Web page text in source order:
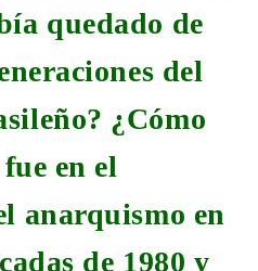
quedado de
del
¿Cómo
en el
anarquismo en
de 1980 y